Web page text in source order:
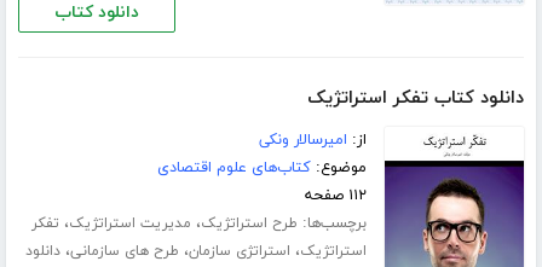
دانلود کتاب
دانلود کتاب تفکر استراتژیک
از: امیرسالار ونکی
موضوع:کتاب‌های علوم اقتصادی
۱۱۲ صفحه
برچسب‌ها: طرح استراتژیک، مدیریت استراتژیک، تفکر
استراتژیک، استراتژی سازمان، طرح های سازمانی،دانلود